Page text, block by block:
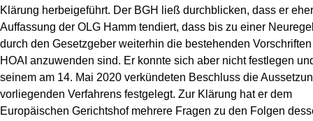
Klärung herbeigeführt. Der BGH ließ durchblicken, dass er
Auffassung der OLG Hamm tendiert, dass bis zu einer
durch den Gesetzgeber weiterhin die bestehenden
HOAI anzuwenden sind. Er konnte sich aber nicht festlegen
seinem am 14. Mai 2020 verkündeten Beschluss die
vorliegenden Verfahrens festgelegt. Zur Klärung hat er dem
Europäischen Gerichtshof mehrere Fragen zu den Folgen